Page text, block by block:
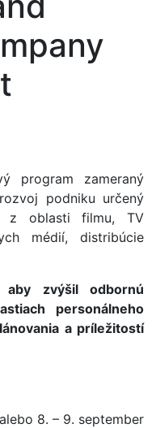
program zameraný
podniku určený
z oblasti filmu, TV
médií, distribúcie
zvýšil odbornú
personálneho
a príležitostí
8. – 9. september